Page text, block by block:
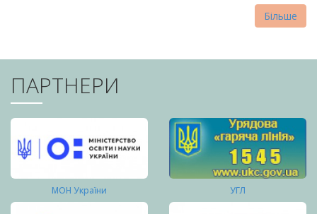
Більше
ПАРТНЕРИ
МОН України УГЛ